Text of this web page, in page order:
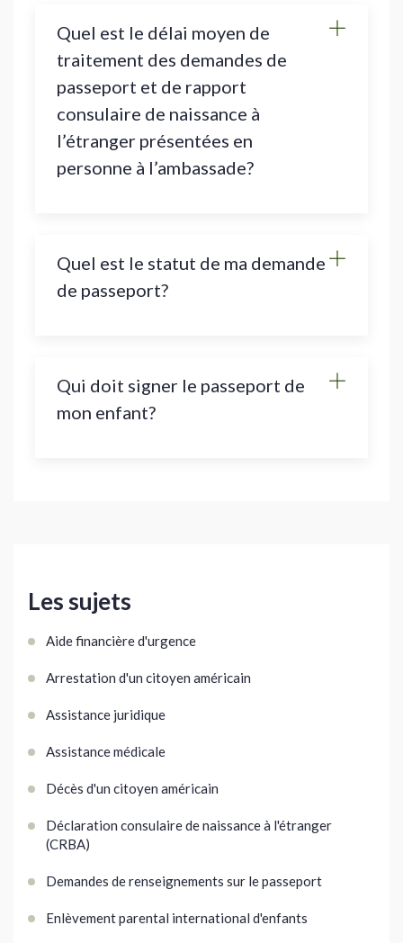
Les sujets
Aide financière d'urgence
Arrestation d'un citoyen américain
Assistance juridique
Assistance médicale
Décès d'un citoyen américain
Déclaration consulaire de naissance à l'étranger
(CRBA)
Demandes de renseignements sur le passeport
Enlèvement parental international d'enfants
Quel est le délai moyen de
traitement des demandes de
passeport et de rapport
consulaire de naissance à
l’étranger présentées en
personne à l’ambassade?
Quel est le statut de ma demande
de passeport?
Qui doit signer le passeport de
mon enfant?